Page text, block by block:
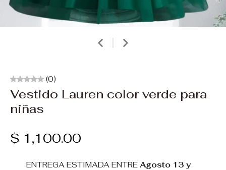
(0)
Vestido Lauren color verde para
niñas
$ 1,100.00
ENTREGA ESTIMADA ENTRE Agosto 13 y